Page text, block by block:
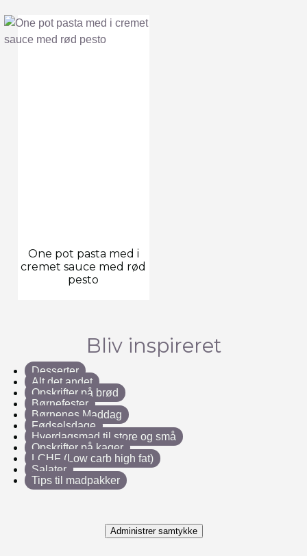
One pot pasta med i
cremet sauce med rød
pesto
Bliv inspireret
Desserter
Alt det andet
Opskrifter på brød
Børnefester
Børnenes Maddag
Fødselsdage
Hverdagsmad til store og små
Opskrifter på kager
LCHF (Low carb high fat)
Salater
Tips til madpakker
Administrer samtykke